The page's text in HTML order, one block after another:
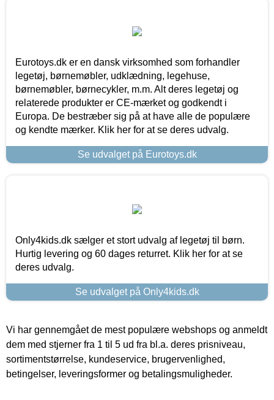
Eurotoys.dk er en dansk virksomhed som forhandler
legetøj, børnemøbler, udklædning, legehuse,
børnemøbler, børnecykler, m.m. Alt deres legetøj og
relaterede produkter er CE-mærket og godkendt i
Europa. De bestræber sig på at have alle de populære
og kendte mærker. Klik her for at se deres udvalg.
Se udvalget på Eurotoys.dk
Only4kids.dk sælger et stort udvalg af legetøj til børn.
Hurtig levering og 60 dages returret. Klik her for at se
deres udvalg.
Se udvalget på Only4kids.dk
Vi har gennemgået de mest populære webshops og anmeldt
dem med stjerner fra 1 til 5 ud fra bl.a. deres prisniveau,
sortimentstørrelse, kundeservice, brugervenlighed,
betingelser, leveringsformer og betalingsmuligheder.